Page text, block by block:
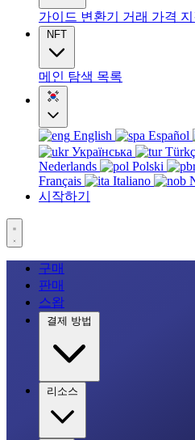
가이드 변환기 거래 가격
NFT
메인 탐색 목록
English Español
Українська
Nederlands
Polski
Français
Italiano
시작하기
구매
판매
스왑
결제 방법
리소스